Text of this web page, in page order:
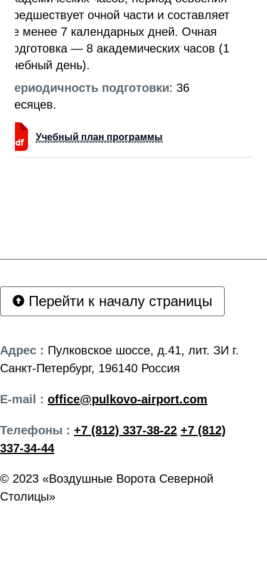
предшествует очной части и составляет
не менее 7 календарных дней. Очная
подготовка — 8 академических часов (1
учебный день).
Периодичность подготовки: 36
месяцев.
Учебный план программы
Перейти к началу страницы
Адрес : Пулковское шоссе, д.41, лит. ЗИ г.
Санкт-Петербург, 196140 Россия
E-mail : office@pulkovo-airport.com
Телефоны : +7 (812) 337-38-22 +7 (812)
337-34-44
© 2023 «Воздушные Ворота Северной
Столицы»